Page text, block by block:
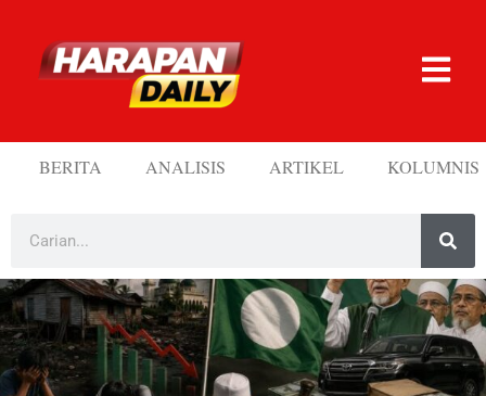
BERITA ANALISIS ARTIKEL KOLUMNIS